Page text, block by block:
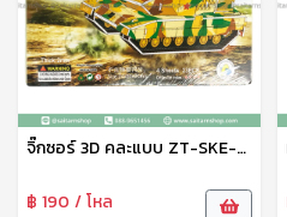
จิ๊กซอร์ 3D คละแบบ ZT-SKE-6113
฿ 190 / โหล